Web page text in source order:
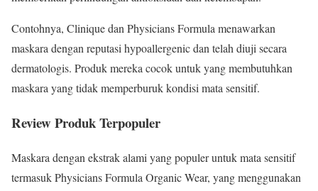
Contohnya, Clinique dan Physicians Formula menawarkan
maskara dengan reputasi hypoallergenic dan telah diuji secara
dermatologis. Produk mereka cocok untuk yang membutuhkan
maskara yang tidak memperburuk kondisi mata sensitif.
Review Produk Terpopuler
Maskara dengan ekstrak alami yang populer untuk mata sensitif
termasuk Physicians Formula Organic Wear, yang menggunakan